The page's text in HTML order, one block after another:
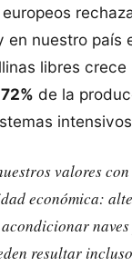
en nuestro país
libres crece
72% de la
valores
económica:
acondicionar
resultar